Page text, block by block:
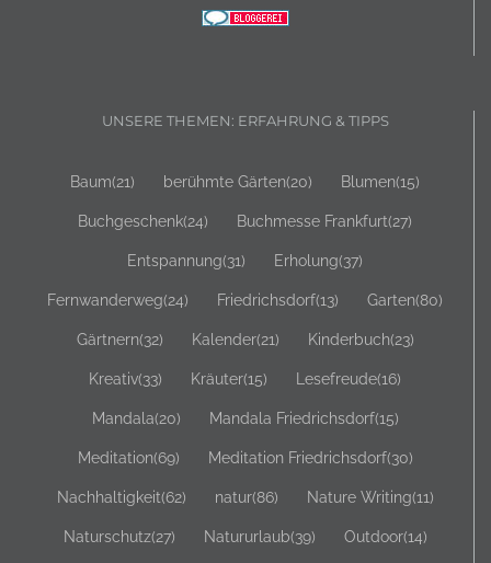
UNSERE THEMEN: ERFAHRUNG & TIPPS
Baum(21) berühmte Gärten(20) Blumen(15)
Buchgeschenk(24) Buchmesse Frankfurt(27)
Entspannung(31) Erholung(37)
Fernwanderweg(24) Friedrichsdorf(13) Garten(80)
Gärtnern(32) Kalender(21) Kinderbuch(23)
Kreativ(33) Kräuter(15) Lesefreude(16)
Mandala(20) Mandala Friedrichsdorf(15)
Meditation(69) Meditation Friedrichsdorf(30)
Nachhaltigkeit(62) natur(86) Nature Writing(11)
Naturschutz(27) Natururlaub(39) Outdoor(14)